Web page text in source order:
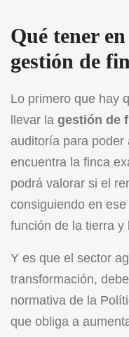
Qué tener
gestión de
Lo primero que hay
llevar la gestión de
auditoría para poder
encuentra la finca
podrá valorar si el
consiguiendo en
función de la tierra y
Y es que el sector
transformación,
normativa de la
que obliga a